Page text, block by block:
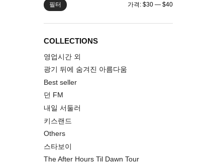
필터 가격:$30 —$40
COLLECTIONS
영업시간 외
광기 뒤에 숨겨진 아름다움
Best seller
던 FM
내일 서둘러
키스랜드
Others
스타보이
The After Hours Til Dawn Tour